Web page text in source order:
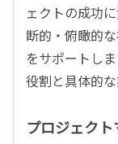
ェクトの成功
断的・俯瞰的
をサポートし
役割と具体的
プロジェク